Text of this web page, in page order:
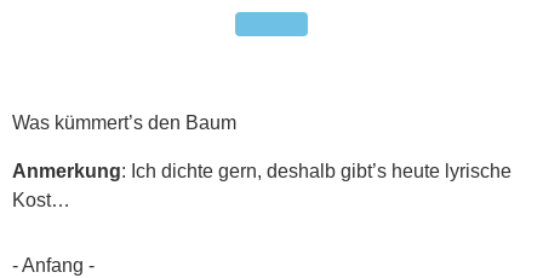
Was kümmert’s den Baum
Anmerkung: Ich dichte gern, deshalb gibt’s heute lyrische
Kost…
- Anfang -